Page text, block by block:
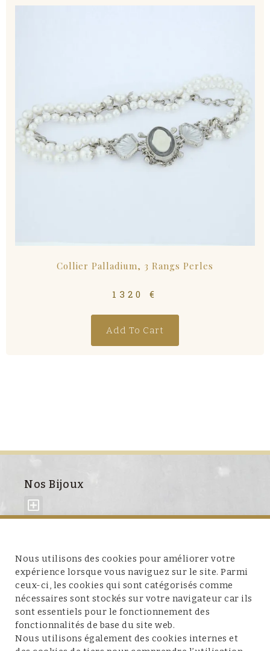
Collier Palladium, 3 Rangs Perles
1320€
Add To Cart
Nos Bijoux
À propos de nous
Service client
Nous utilisons des cookies pour améliorer votre
expérience lorsque vous naviguez sur le site. Parmi
ceux-ci, les cookies qui sont catégorisés comme
nécessaires sont stockés sur votre navigateur car ils
sont essentiels pour le fonctionnement des
fonctionnalités de base du site web.
Nous utilisons également des cookies internes et